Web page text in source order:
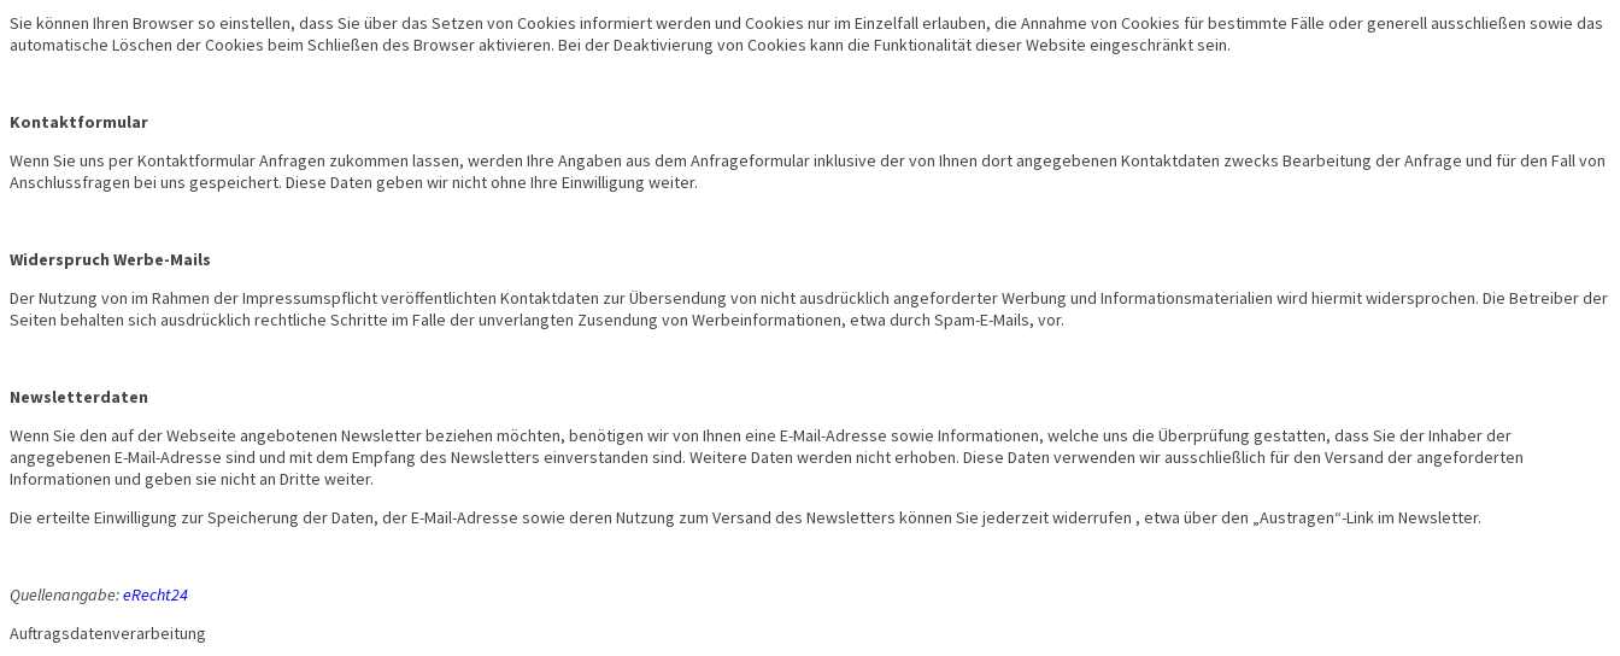
Sie können Ihren Browser so einstellen, dass Sie über das Setzen von Cookies informiert werden und Cookies nur im Einzelfall erlauben, die Annahme von Cookies für bestimmte Fälle oder generell ausschließen sowie das
automatische Löschen der Cookies beim Schließen des Browser aktivieren. Bei der Deaktivierung von Cookies kann die Funktionalität dieser Website eingeschränkt sein.
Kontaktformular
Wenn Sie uns per Kontaktformular Anfragen zukommen lassen, werden Ihre Angaben aus dem Anfrageformular inklusive der von Ihnen dort angegebenen Kontaktdaten zwecks Bearbeitung der Anfrage und für den Fall von
Anschlussfragen bei uns gespeichert. Diese Daten geben wir nicht ohne Ihre Einwilligung weiter.
Widerspruch Werbe-Mails
Der Nutzung von im Rahmen der Impressumspflicht veröffentlichten Kontaktdaten zur Übersendung von nicht ausdrücklich angeforderter Werbung und Informationsmaterialien wird hiermit widersprochen. Die Betreiber der
Seiten behalten sich ausdrücklich rechtliche Schritte im Falle der unverlangten Zusendung von Werbeinformationen, etwa durch Spam-E-Mails, vor.
Newsletterdaten
Wenn Sie den auf der Webseite angebotenen Newsletter beziehen möchten, benötigen wir von Ihnen eine E-Mail-Adresse sowie Informationen, welche uns die Überprüfung gestatten, dass Sie der Inhaber der
angegebenen E-Mail-Adresse sind und mit dem Empfang des Newsletters einverstanden sind. Weitere Daten werden nicht erhoben. Diese Daten verwenden wir ausschließlich für den Versand der angeforderten
Informationen und geben sie nicht an Dritte weiter.
Die erteilte Einwilligung zur Speicherung der Daten, der E-Mail-Adresse sowie deren Nutzung zum Versand des Newsletters können Sie jederzeit widerrufen , etwa über den „Austragen“-Link im Newsletter.
Quellenangabe:eRecht24
Auftragsdatenverarbeitung